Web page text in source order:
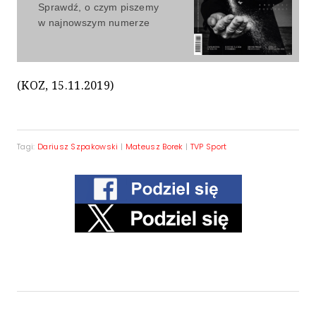
Sprawdź, o czym piszemy
w najnowszym numerze
(KOZ, 15.11.2019)
Tagi: Dariusz Szpakowski | Mateusz Borek | TVP Sport